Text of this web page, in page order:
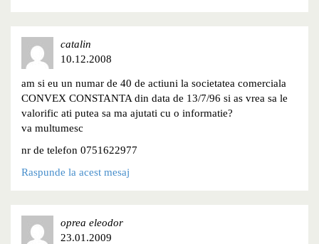
catalin
10.12.2008
am si eu un numar de 40 de actiuni la societatea comerciala
CONVEX CONSTANTA din data de 13/7/96 si as vrea sa le
valorific ati putea sa ma ajutati cu o informatie?
va multumesc
nr de telefon 0751622977
Raspunde la acest mesaj
oprea eleodor
23.01.2009